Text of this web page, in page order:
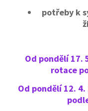
potřeby k
Od pondělí 17.
rotace
Od pondělí 12.